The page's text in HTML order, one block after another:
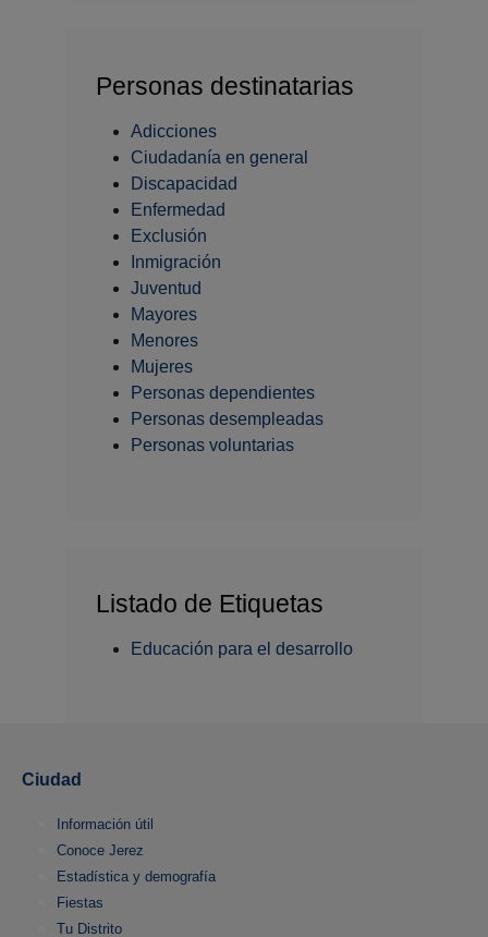
Personas destinatarias
Adicciones
Ciudadanía en general
Discapacidad
Enfermedad
Exclusión
Inmigración
Juventud
Mayores
Menores
Mujeres
Personas dependientes
Personas desempleadas
Personas voluntarias
Listado de Etiquetas
Educación para el desarrollo
Ciudad
Información útil
Conoce Jerez
Estadística y demografía
Fiestas
Tu Distrito